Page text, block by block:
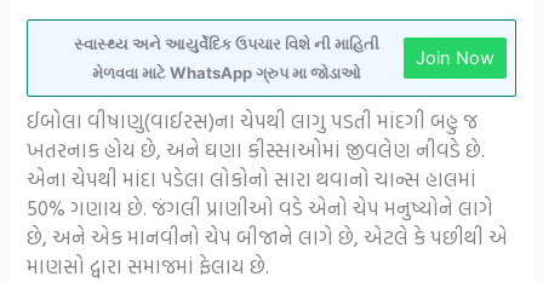
સ્વાસ્થ્ય અને આયુર્વેદિક ઉપચાર વિશે ની માહિતી
મેળવવા માટે WhatsApp ગ્રુપ મા જોડાઓ
Join Now
ઈબોલા વીષાણુ(વાઈરસ)ના ચેપથી લાગુ પડતી માંદગી બહુ જ
ખતરનાક હોય છે, અને ઘણા કીસ્સાઓમાં જીવલેણ નીવડે છે.
એના ચેપથી માંદા પડેલા લોકોનો સારા થવાનો ચાન્સ હાલમાં
50% ગણાય છે. જંગલી પ્રાણીઓ વડે એનો ચેપ મનુષ્યોને લાગે
છે, અને એક માનવીનો ચેપ બીજાને લાગે છે, એટલે કે પછીથી એ
માણસો દ્વારા સમાજમાં ફેલાય છે.